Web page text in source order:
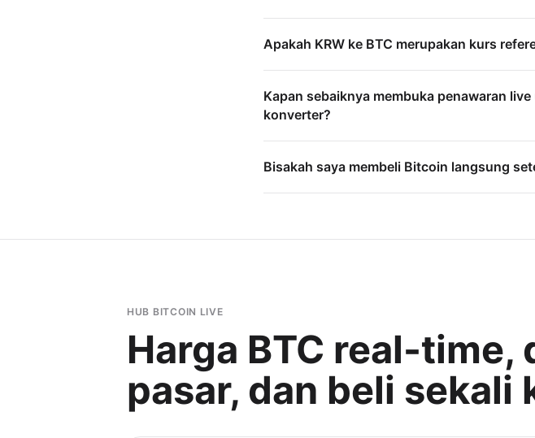
Apakah KRW ke BTC merupakan kurs
Kapan sebaiknya membuka penawaran
konverter?
Bisakah saya membeli Bitcoin langsung
HUB BITCOIN LIVE
Harga BTC real-time,
pasar, dan beli sekali